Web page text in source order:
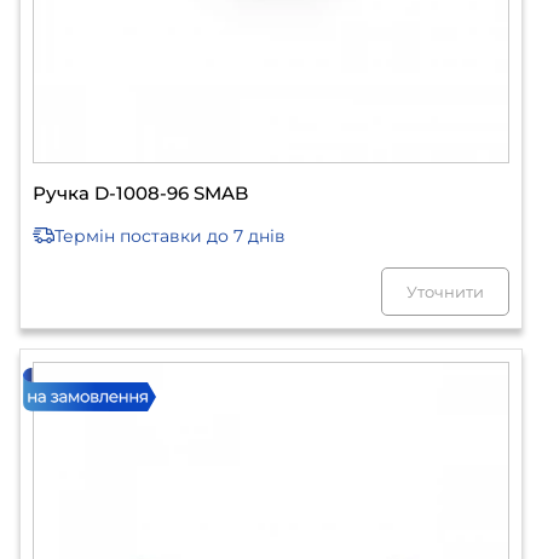
Ручка D-1008-96 SMAB
Термін поставки до 7 днів
Уточнити